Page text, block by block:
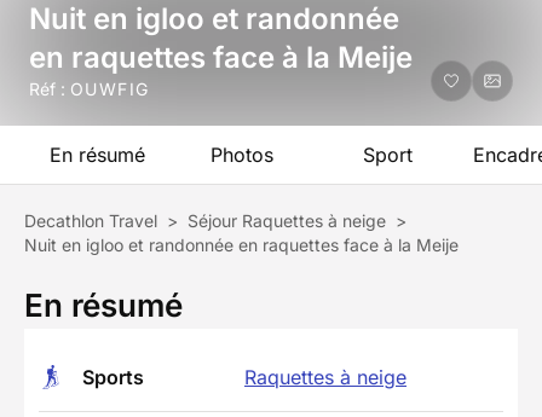
Nuit en igloo et randonnée
en raquettes face à la Meije
Réf : OUWFIG
En résumé Photos Sport
Decathlon Travel > Séjour Raquettes à neige >
Nuit en igloo et randonnée en raquettes face à la Meije
En résumé
Sports Raquettes à neige